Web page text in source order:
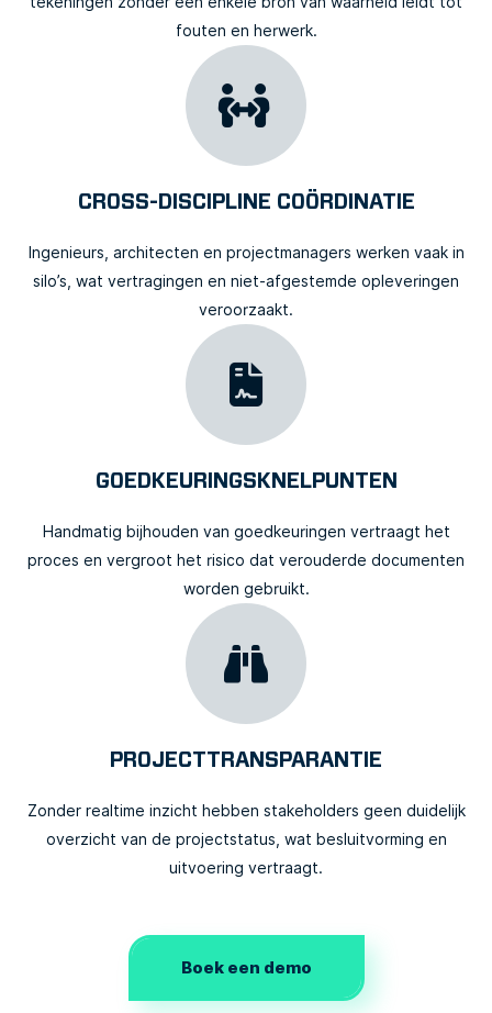
fouten en herwerk.
CROSS-DISCIPLINE COÖRDINATIE
Ingenieurs, architecten en projectmanagers werken vaak in
silo’s, wat vertragingen en niet-afgestemde opleveringen
veroorzaakt.
GOEDKEURINGSKNELPUNTEN
Handmatig bijhouden van goedkeuringen vertraagt het
proces en vergroot het risico dat verouderde documenten
worden gebruikt.
PROJECTTRANSPARANTIE
Zonder realtime inzicht hebben stakeholders geen duidelijk
overzicht van de projectstatus, wat besluitvorming en
uitvoering vertraagt.
Boek een demo